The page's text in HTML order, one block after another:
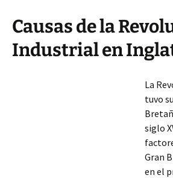
Causas de la
Industrial en
La
tuvo
siglo
Gran
en el